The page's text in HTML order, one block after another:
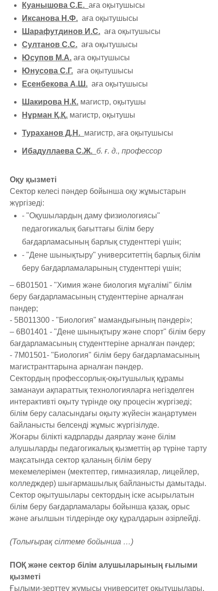
Куанышова С.Е. аға оқытушысы
Иксанова Н.Ф. аға оқытушысы
Шарафутдинов И.С. аға оқытушысы
Султанов С.С. аға оқытушысы
Юсупов М.А. аға оқытушысы
Юнусова С.Г. аға оқытушысы
Есенбекова А.Ш. аға оқытушысы
Шакирова Н.К. магистр, оқытушы
Нұрман Қ.Қ. магистр, оқытушы
Тураханов Д.Н. магистр, аға оқытушысы
Ибадуллаева С.Ж. б. ғ. д., профессор
Оқу қызметі
Сектор келесі пәндер бойынша оқу жұмыстарын
жүргізеді:
- "Оқушылардың даму физиологиясы"
педагогикалық бағыттағы білім беру
бағдарламасының барлық студенттері үшін;
- "Дене шынықтыру" университеттің барлық білім
беру бағдарламаларының студенттері үшін;
– 6B01501 - "Химия және биология мұғалімі" білім
беру бағдарламасының студенттеріне арналған
пәндер;
- 5В011300 - "Биология" мамандығының пәндері»;
– 6B01401 - "Дене шынықтыру және спорт" білім беру
бағдарламасының студенттеріне арналған пәндер;
- 7M01501- "Биология" білім беру бағдарламасының
магистранттарына арналған пәндер.
Сектордың профессорлық-оқытушылық құрамы
заманауи ақпараттық технологияларға негізделген
интерактивті оқыту түрінде оқу процесін жүргізеді;
білім беру саласындағы оқыту жүйесін жаңартумен
байланысты белсенді жұмыс жүргізілуде.
Жоғары білікті кадрларды даярлау және білім
алушыларды педагогикалық қызметтің әр түріне тарту
мақсатында сектор қаланың білім беру
мекемелерімен (мектептер, гимназиялар, лицейлер,
колледждер) шығармашылық байланысты дамытады.
Сектор оқытушылары сектордың іске асырылатын
білім беру бағдарламалары бойынша қазақ, орыс
және ағылшын тілдерінде оқу құралдарын әзірлейді.
(Толығырақ сілтеме бойынша …)
ПОҚ және сектор білім алушыларының ғылыми
қызметі
Ғылыми-зерттеу жұмысы университет оқытушылары,